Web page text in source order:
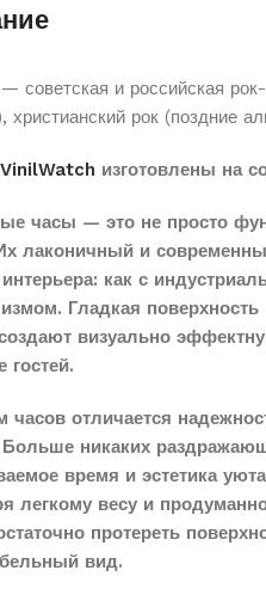
— советская и российская
христианский рок (поздние
VinilWatch изготовлены на
часы — это не просто
лаконичный и
как с
Гладкая
визуально
гостей.
часов отличается
Больше никаких
время и эстетика
легкому весу и
протереть
вид.